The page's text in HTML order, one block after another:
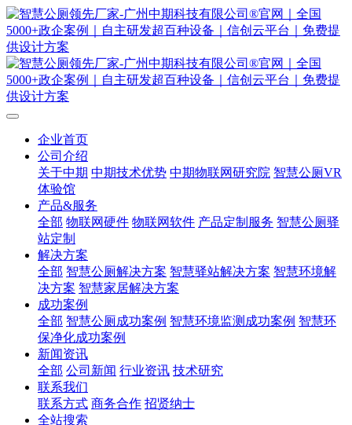
企业首页
公司介绍
关于中期 中期技术优势 中期物联网研究院 智慧公厕VR
体验馆
产品&服务
全部 物联网硬件 物联网软件 产品定制服务 智慧公厕驿
站定制
解决方案
全部 智慧公厕解决方案 智慧驿站解决方案 智慧环境解
决方案 智慧家居解决方案
成功案例
全部 智慧公厕成功案例 智慧环境监测成功案例 智慧环
保净化成功案例
新闻资讯
全部 公司新闻 行业资讯 技术研究
联系我们
联系方式 商务合作 招贤纳士
全站搜索